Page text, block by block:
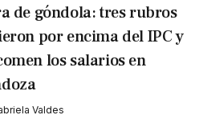
de góndola: tres rubros
por encima del IPC y
los salarios en
Valdes